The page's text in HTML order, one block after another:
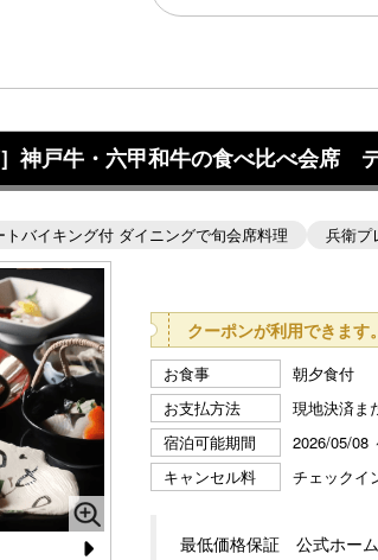
戸牛・六甲和牛の食べ比べ会席
トバイキング付 ダイニングで旬会席料理 兵衛プ
クーポンが利用できます。
お食事
朝夕食付
お支払方法
現地決済ま
宿泊可能期間
2026/05/08
キャンセル料
チェックイ
最低価格保証 公式ホー